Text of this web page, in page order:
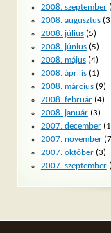
2008. szeptember
2008. augusztus
2008. július(5)
2008. június(5)
2008. május(4)
2008. április(1)
2008. március(9)
2008. február(4)
2008. január(3)
2007. december
2007. november
2007. október(3)
2007. szeptember